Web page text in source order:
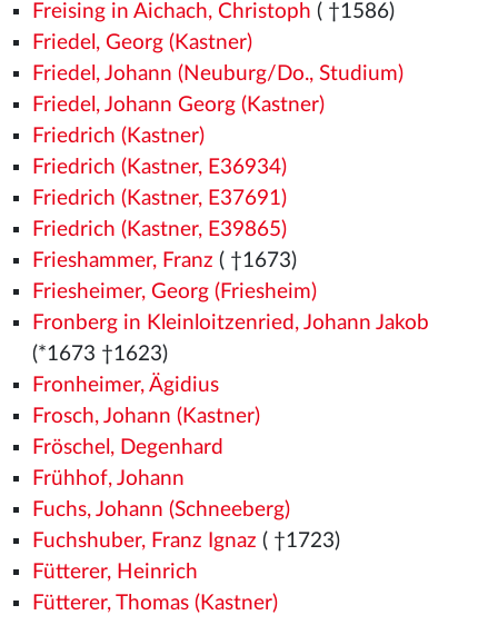
Freising in Aichach, Christoph ( †1586)
Friedel, Georg (Kastner)
Friedel, Johann (Neuburg/Do., Studium)
Friedel, Johann Georg (Kastner)
Friedrich (Kastner)
Friedrich (Kastner, E36934)
Friedrich (Kastner, E37691)
Friedrich (Kastner, E39865)
Frieshammer, Franz ( †1673)
Friesheimer, Georg (Friesheim)
Fronberg in Kleinloitzenried, Johann Jakob
(*1673 †1623)
Fronheimer, Ägidius
Frosch, Johann (Kastner)
Fröschel, Degenhard
Frühhof, Johann
Fuchs, Johann (Schneeberg)
Fuchshuber, Franz Ignaz ( †1723)
Fütterer, Heinrich
Fütterer, Thomas (Kastner)